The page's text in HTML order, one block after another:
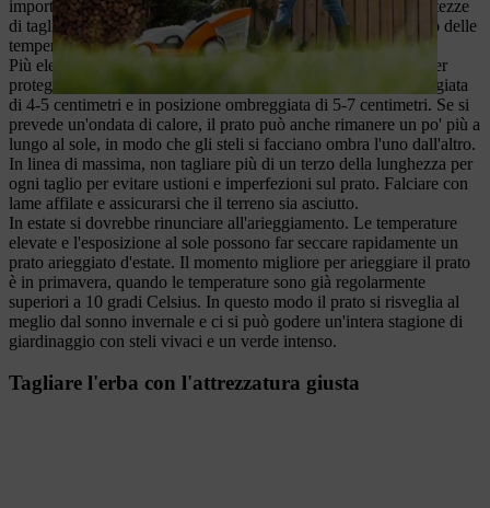
importante degli intervalli tra le operazioni di taglio, sono le altezze
di taglio, che devono essere assolutamente adattate all'aumento delle
temperature.
Più elevate sono le temperature, più deve essere lunga l'erba per
proteggere gli steli sensibili: tagliare il prato in posizione soleggiata
di 4-5 centimetri e in posizione ombreggiata di 5-7 centimetri. Se si
prevede un'ondata di calore, il prato può anche rimanere un po' più a
lungo al sole, in modo che gli steli si facciano ombra l'uno dall'altro.
In linea di massima, non tagliare più di un terzo della lunghezza per
ogni taglio per evitare ustioni e imperfezioni sul prato. Falciare con
lame affilate e assicurarsi che il terreno sia asciutto.
In estate si dovrebbe rinunciare all'arieggiamento. Le temperature
elevate e l'esposizione al sole possono far seccare rapidamente un
prato arieggiato d'estate. Il momento migliore per arieggiare il prato
è in primavera, quando le temperature sono già regolarmente
superiori a 10 gradi Celsius. In questo modo il prato si risveglia al
meglio dal sonno invernale e ci si può godere un'intera stagione di
giardinaggio con steli vivaci e un verde intenso.
Tagliare l'erba con l'attrezzatura giusta